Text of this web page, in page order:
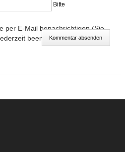
Bitte
per E-Mail benachrichtigen (Sie
beenden)Kommentar absenden